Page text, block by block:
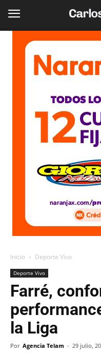
Inicio Deporte Vivo
Deporte Vivo
Farré,
la Liga
Por Agencia Telam - 29 julio,